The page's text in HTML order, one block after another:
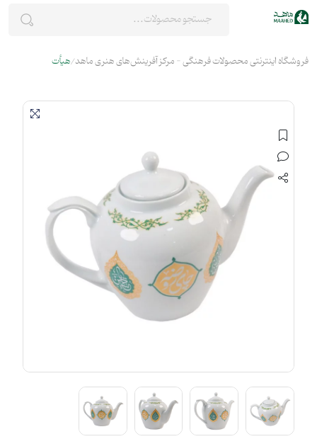
فروشگاه اینترنتی محصولات فرهنگی - مرکز آفرینش‌های هنری ماهد هیأت